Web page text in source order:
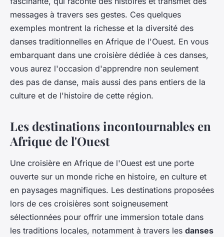
messages à travers ses gestes. Ces quelques
exemples montrent la richesse et la diversité des
danses traditionnelles en Afrique de l'Ouest. En vous
embarquant dans une croisière dédiée à ces danses,
vous aurez l'occasion d'apprendre non seulement
des pas de danse, mais aussi des pans entiers de la
culture et de l'histoire de cette région.
Les destinations incontournables en
Afrique de l'Ouest
Une croisière en Afrique de l'Ouest est une porte
ouverte sur un monde riche en histoire, en culture et
en paysages magnifiques. Les destinations proposées
lors de ces croisières sont soigneusement
sélectionnées pour offrir une immersion totale dans
les traditions locales, notamment à travers les danses